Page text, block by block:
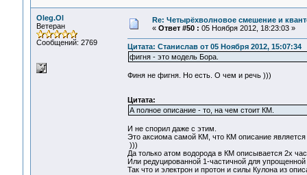
Oleg.Ol
Ветеран
Сообщений: 2769
Re: Четырёхволновое смешение и
« Ответ #50 : 05 Ноября 2012, 18:23:03 »
Цитата: Станислав от 05 Ноября 2012, 15:07:34
фигня - это модель Бора.
Финя не фигня. Но есть. О чем и речь )))
Цитата:
А полное описание - то, на чем стоит КМ.
И не спорил даже с этим.
Это аксиома самой КМ, что КМ описание
)))
Да только атом водорода в КМ описывается 2х
Или редуцированной 1-частичной для
Так что и электрон и протон и силы Кулона из